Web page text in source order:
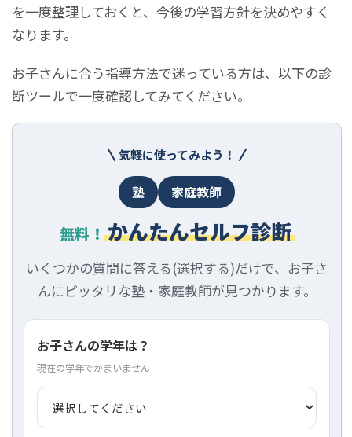
を一度整理しておくと、今後の学習方針を決めやすく
なります。
お子さんに合う指導方法で迷っている方は、以下の診
断ツールで一度確認してみてください。
気軽に使ってみよう！
塾 家庭教師
無料！ かんたんセルフ診断
いくつかの質問に答える(選択する)だけで、お子さ
んにピッタリな塾・家庭教師が見つかります。
お子さんの学年は？
現在の学年でかまいません